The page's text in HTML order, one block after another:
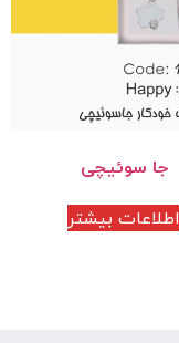
جا سوئیچی
اطلاعات بیشتر